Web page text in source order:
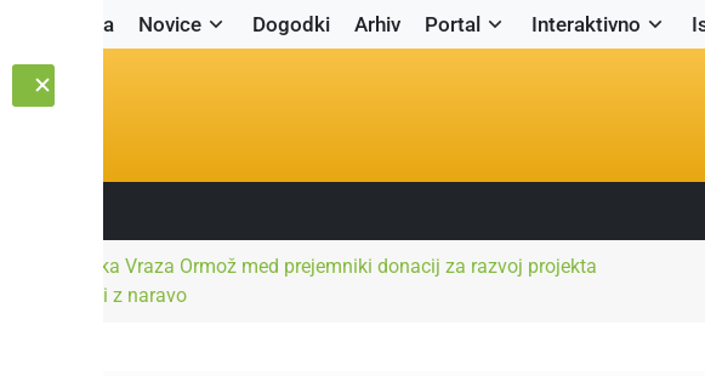
Naslovnica Novice Dogodki Arhiv Portal Interaktivno
OŠ Stanka Vraza Ormož med prejemniki donacij za razvoj projekta
Povezani z naravo